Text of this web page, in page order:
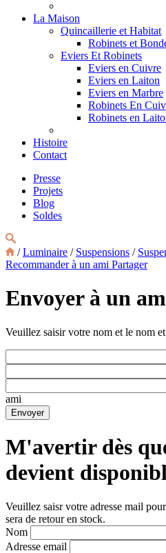
La Maison
Quincaillerie et Habitat
Robinets et
Eviers Et Robinets
Eviers en Cuivre
Eviers en Laiton
Eviers en Marbre
Robinets En
Robinets en
Histoire
Contact
Presse
Projets
Blog
Soldes
/Luminaire / Suspensions /
Recommander à un ami Partager
Envoyer à un
Veuillez saisir votre nom et le nom
ami
M'avertir dès
devient
Veuillez saisr votre adresse mail
sera de retour en stock.
Nom
Adresse email